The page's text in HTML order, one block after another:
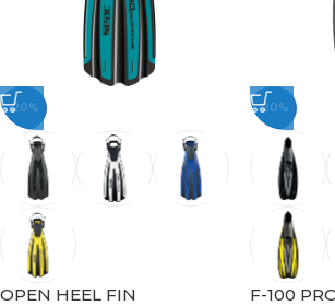
-20%
OPEN HEEL FIN
-20%
F-100